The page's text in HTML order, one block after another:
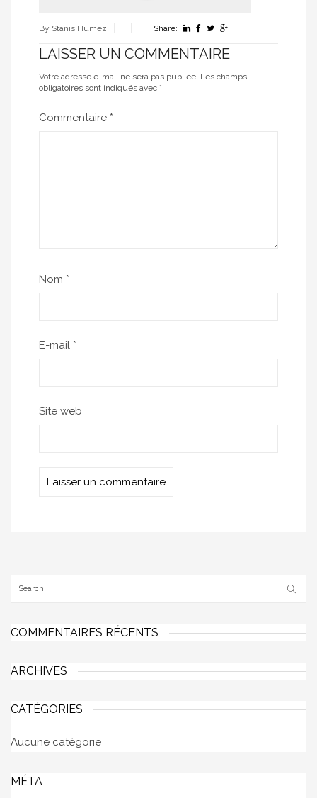
By Stanis Humez Share:
LAISSER UN COMMENTAIRE
Votre adresse e-mail ne sera pas publiée. Les champs
obligatoires sont indiqués avec *
Commentaire *
Nom *
E-mail *
Site web
COMMENTAIRES RÉCENTS
ARCHIVES
CATÉGORIES
Aucune catégorie
MÉTA